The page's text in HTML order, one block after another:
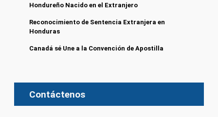
Hondureño Nacido en el Extranjero
Reconocimiento de Sentencia Extranjera en
Honduras
Canadá sé Une a la Convención de Apostilla
Contáctenos